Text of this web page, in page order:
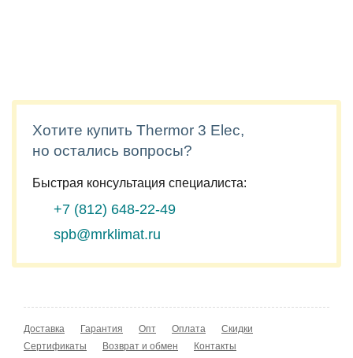
Хотите купить Thermor 3 Elec,
но остались вопросы?
Быстрая консультация специалиста:
+7 (812) 648-22-49
spb@mrklimat.ru
Доставка Гарантия Опт Оплата
Скидки
Сертификаты
Возврат и обмен Контакты